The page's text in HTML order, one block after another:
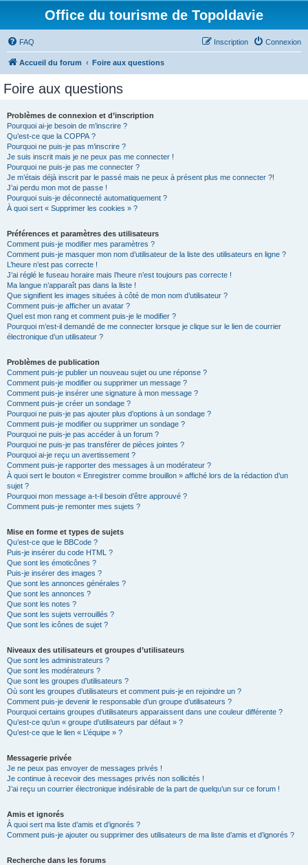
Office du tourisme de Topoldavie
FAQ Connexion
Inscription
Accueil du forum Foire aux questions
Foire aux questions
Problèmes de connexion et d’inscription
Pourquoi ai-je besoin de m’inscrire ?
Qu’est-ce que la COPPA ?
Pourquoi ne puis-je pas m’inscrire ?
Je suis inscrit mais je ne peux pas me connecter !
Pourquoi ne puis-je pas me connecter ?
Je m’étais déjà inscrit par le passé mais ne peux à présent plus me connecter ?!
J’ai perdu mon mot de passe !
Pourquoi suis-je déconnecté automatiquement ?
À quoi sert « Supprimer les cookies » ?
Préférences et paramètres des utilisateurs
Comment puis-je modifier mes paramètres ?
Comment puis-je masquer mon nom d’utilisateur de la liste des utilisateurs en ligne ?
L’heure n’est pas correcte !
J’ai réglé le fuseau horaire mais l’heure n’est toujours pas correcte !
Ma langue n’apparaît pas dans la liste !
Que signifient les images situées à côté de mon nom d’utilisateur ?
Comment puis-je afficher un avatar ?
Quel est mon rang et comment puis-je le modifier ?
Pourquoi m’est-il demandé de me connecter lorsque je clique sur le lien de courrier
électronique d’un utilisateur ?
Problèmes de publication
Comment puis-je publier un nouveau sujet ou une réponse ?
Comment puis-je modifier ou supprimer un message ?
Comment puis-je insérer une signature à mon message ?
Comment puis-je créer un sondage ?
Pourquoi ne puis-je pas ajouter plus d’options à un sondage ?
Comment puis-je modifier ou supprimer un sondage ?
Pourquoi ne puis-je pas accéder à un forum ?
Pourquoi ne puis-je pas transférer de pièces jointes ?
Pourquoi ai-je reçu un avertissement ?
Comment puis-je rapporter des messages à un modérateur ?
À quoi sert le bouton « Enregistrer comme brouillon » affiché lors de la rédaction d’un
sujet ?
Pourquoi mon message a-t-il besoin d’être approuvé ?
Comment puis-je remonter mes sujets ?
Mise en forme et types de sujets
Qu’est-ce que le BBCode ?
Puis-je insérer du code HTML ?
Que sont les émoticônes ?
Puis-je insérer des images ?
Que sont les annonces générales ?
Que sont les annonces ?
Que sont les notes ?
Que sont les sujets verrouillés ?
Que sont les icônes de sujet ?
Niveaux des utilisateurs et groupes d’utilisateurs
Que sont les administrateurs ?
Que sont les modérateurs ?
Que sont les groupes d’utilisateurs ?
Où sont les groupes d’utilisateurs et comment puis-je en rejoindre un ?
Comment puis-je devenir le responsable d’un groupe d’utilisateurs ?
Pourquoi certains groupes d’utilisateurs apparaissent dans une couleur différente ?
Qu’est-ce qu’un « groupe d’utilisateurs par défaut » ?
Qu’est-ce que le lien « L’équipe » ?
Messagerie privée
Je ne peux pas envoyer de messages privés !
Je continue à recevoir des messages privés non sollicités !
J’ai reçu un courrier électronique indésirable de la part de quelqu’un sur ce forum !
Amis et ignorés
À quoi sert ma liste d’amis et d’ignorés ?
Comment puis-je ajouter ou supprimer des utilisateurs de ma liste d’amis et d’ignorés ?
Recherche dans les forums